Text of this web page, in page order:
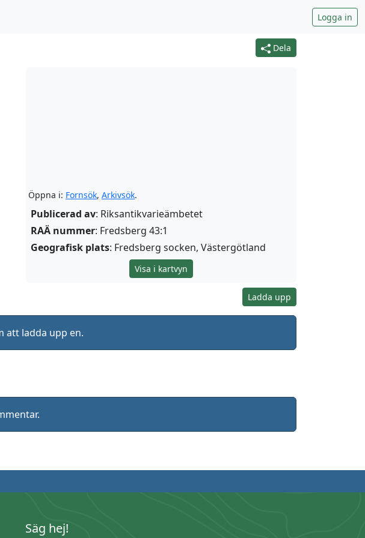
Logga in
Dela
Öppna i: Fornsök, Arkivsök.
Publicerad av: Riksantikvarieämbetet
RAÄ nummer: Fredsberg 43:1
Geografisk plats: Fredsberg socken, Västergötland
Visa i kartvyn
Ladda upp
att ladda upp en.
Säg hej!